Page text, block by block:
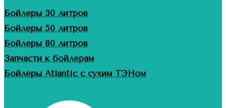
Бойлеры 30 литров
Бойлеры 50 литров
Бойлеры 80 литров
Запчасти к бойлерам
Бойлеры Atlantic с сухим ТЭНом